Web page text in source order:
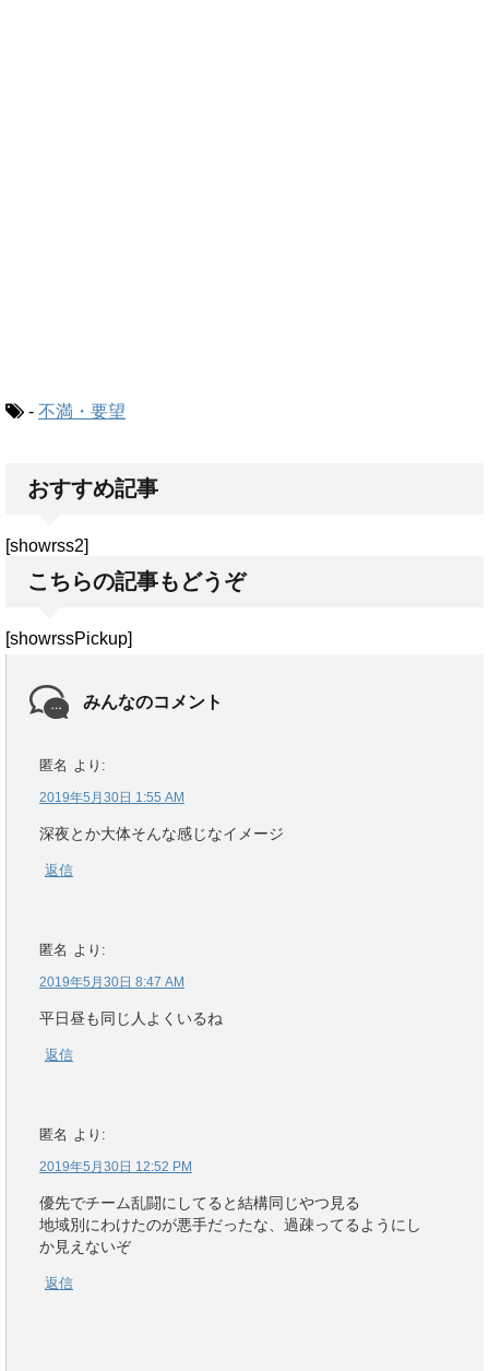
- 不満・要望
おすすめ記事
[showrss2]
こちらの記事もどうぞ
[showrssPickup]
みんなのコメント
匿名 より:
2019年5月30日 1:55 AM
深夜とか大体そんな感じなイメージ
返信
匿名 より:
2019年5月30日 8:47 AM
平日昼も同じ人よくいるね
返信
匿名 より:
2019年5月30日 12:52 PM
優先でチーム乱闘にしてると結構同じやつ見る
地域別にわけたのが悪手だったな、過疎ってるようにし
か見えないぞ
返信